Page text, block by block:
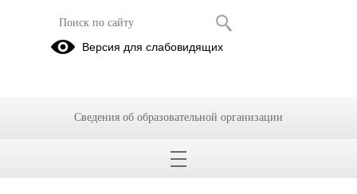
Версия для слабовидящих
Сведения об образовательной организации